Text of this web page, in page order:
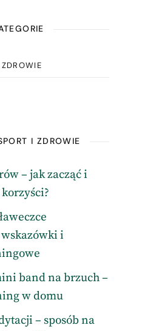
I ZDROWIE
– jak zacząć i
i
band na brzuch –
w domu
– sposób na